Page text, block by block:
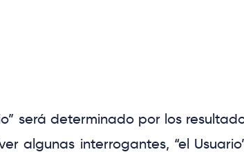
será determinado por los
algunas interrogantes, “el